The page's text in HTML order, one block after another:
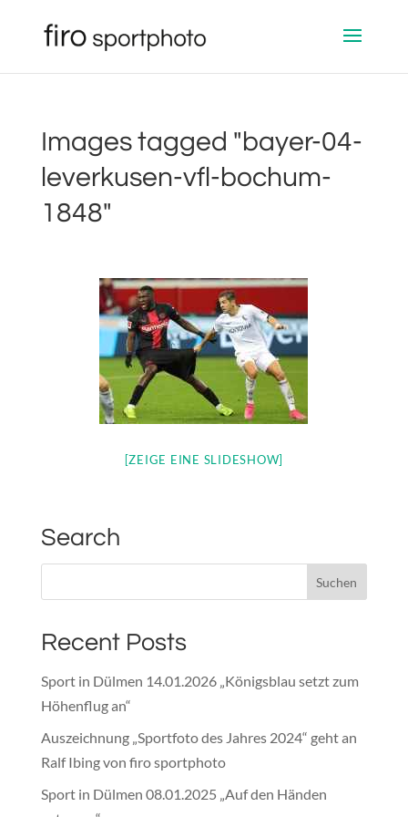
Images tagged "bayer-04-
leverkusen-vfl-bochum-
1848"
[ZEIGE EINE SLIDESHOW]
Search
Recent Posts
Sport in Dülmen 14.01.2026 „Königsblau setzt zum
Höhenflug an“
Auszeichnung „Sportfoto des Jahres 2024“ geht an
Ralf Ibing von firo sportphoto
Sport in Dülmen 08.01.2025 „Auf den Händen